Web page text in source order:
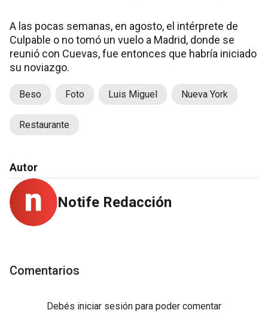
A las pocas semanas, en agosto, el intérprete de
Culpable o no tomó un vuelo a Madrid, donde se
reunió con Cuevas, fue entonces que habría iniciado
su noviazgo.
Beso Foto Luis Miguel Nueva York
Restaurante
Autor
Notife Redacción
Comentarios
Debés iniciar sesión para poder comentar